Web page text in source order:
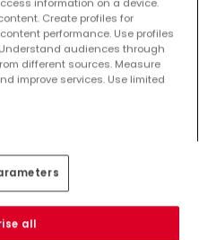
Create profiles for
performance. Use profiles
audiences through
different sources. Measure
improve services. Use limited
all